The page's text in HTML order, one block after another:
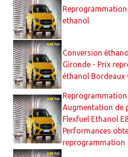
ethanol
Conversion
Gironde - Prix
éthanol Bordeaux
Augmentation de
Flexfuel Ethanol
Performances
reprogrammation